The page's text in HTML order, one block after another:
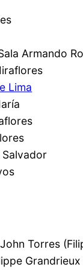
Armando
Lima
Salvador
Torres